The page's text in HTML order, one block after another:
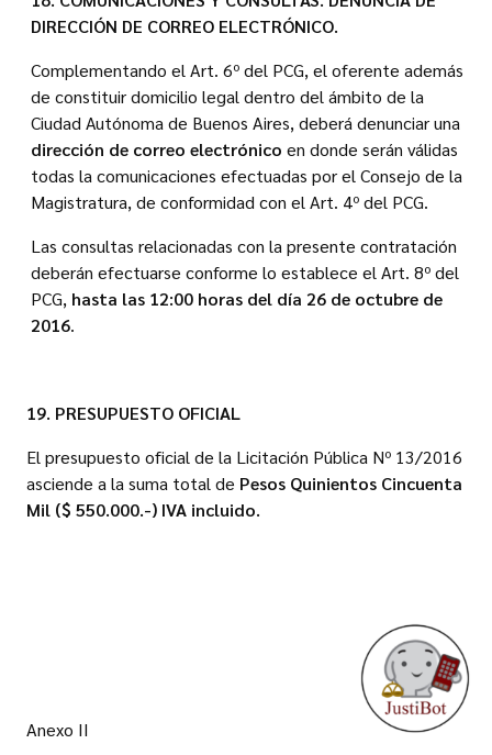
DIRECCIÓN DE CORREO ELECTRÓNICO.
Complementando el Art. 6º del PCG, el oferente además
de constituir domicilio legal dentro del ámbito de la
Ciudad Autónoma de Buenos Aires, deberá denunciar una
dirección de correo electrónico en donde serán válidas
todas la comunicaciones efectuadas por el Consejo de la
Magistratura, de conformidad con el Art. 4º del PCG.
Las consultas relacionadas con la presente contratación
deberán efectuarse conforme lo establece el Art. 8º del
PCG, hasta las 12:00 horas del día 26 de octubre de
2016.
19. PRESUPUESTO OFICIAL
El presupuesto oficial de la Licitación Pública Nº 13/2016
asciende a la suma total de Pesos Quinientos Cincuenta
Mil ($ 550.000.-) IVA incluido.
Anexo II